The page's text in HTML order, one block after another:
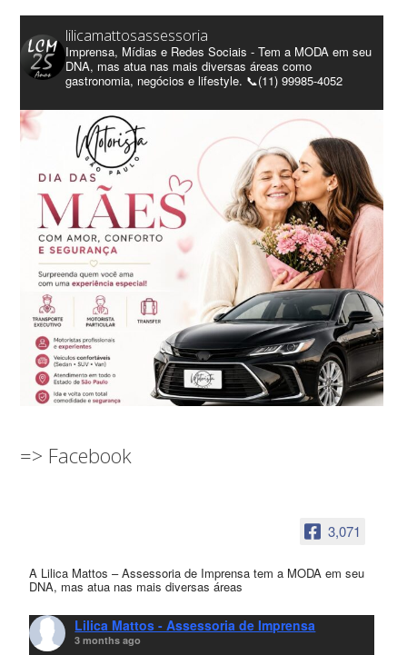
lilicamattosassessoria
Imprensa, Mídias e Redes Sociais - Tem a MODA em seu
DNA, mas atua nas mais diversas áreas como
gastronomia, negócios e lifestyle. 📞(11) 99985-4052
=> Facebook
3,071
A Lilica Mattos – Assessoria de Imprensa tem a MODA em seu
DNA, mas atua nas mais diversas áreas
Lilica Mattos - Assessoria de Imprensa
3 months ago